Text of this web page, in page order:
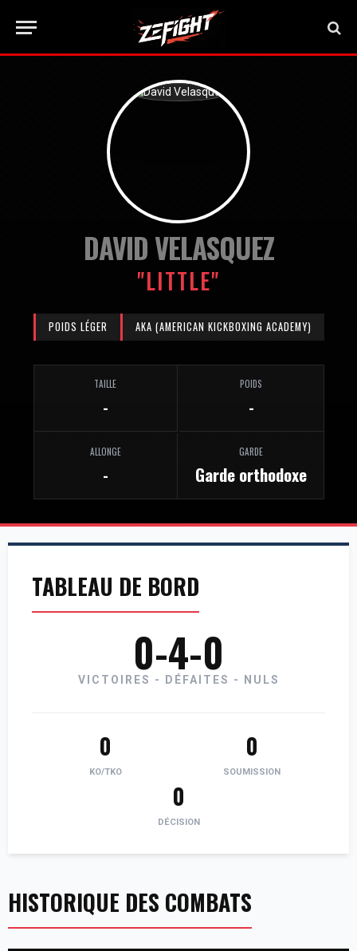
DAVID VELASQUEZ
"LITTLE"
POIDS LÉGER AKA (AMERICAN KICKBOXING ACADEMY)
TAILLE
-
POIDS
-
ALLONGE
-
GARDE
Garde orthodoxe
TABLEAU DE BORD
0-4-0
VICTOIRES - DÉFAITES - NULS
0
KO/TKO
0
SOUMISSION
0
DÉCISION
HISTORIQUE DES COMBATS